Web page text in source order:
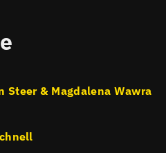
Steer & Magdalena Wawra